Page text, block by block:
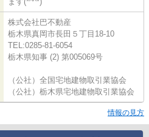
株式会社巴不動産
栃木県真岡市長田５丁目18-10
TEL:0285-81-6054
栃木県知事 (2) 第005069号
（公社）全国宅地建物取引業協会
（公社）栃木県宅地建物取引業協会
情報の見方